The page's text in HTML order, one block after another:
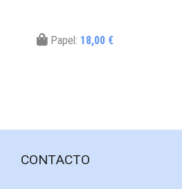
Papel: 18,00 €
CONTACTO